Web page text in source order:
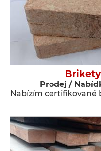
Brikety
Prodej /
Nabízím certifikované